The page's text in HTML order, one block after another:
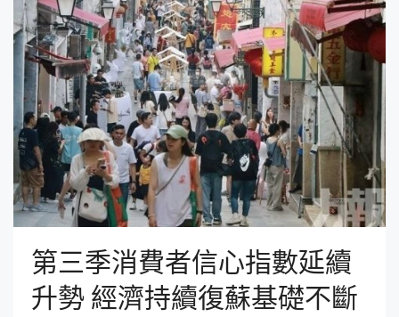
第三季消費者信心指數延續
升勢 經濟持續復蘇基礎不斷